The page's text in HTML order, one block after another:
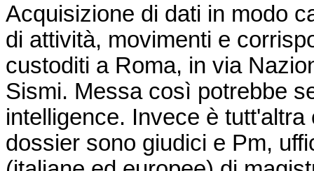
Acquisizione di dati in modo
di attività, movimenti e
custoditi a Roma, in via
Sismi. Messa così potrebbe
intelligence. Invece è
dossier sono giudici e Pm,